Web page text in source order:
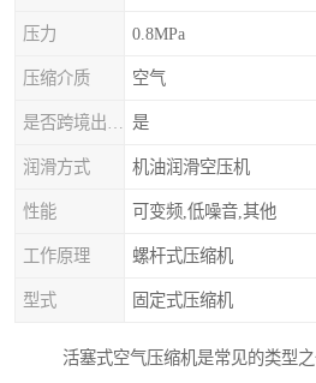
压力 0.8MPa
压缩介质 空气
是
润滑方式 机油润滑空压机
性能 可变频,低噪音,其他
工作原理 螺杆式压缩机
型式 固定式压缩机
活塞式空气压缩机是常见的类型